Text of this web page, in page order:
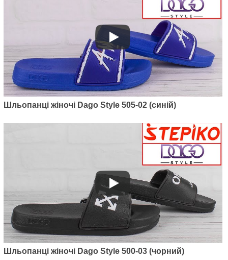
Шльопанці жіночі Dago Style 505-02 (синій)
Шльопанці жіночі Dago Style 500-03 (чорний)